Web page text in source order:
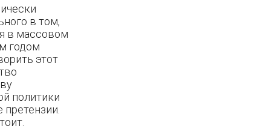
в том,
в массовом
годом
этот
политики